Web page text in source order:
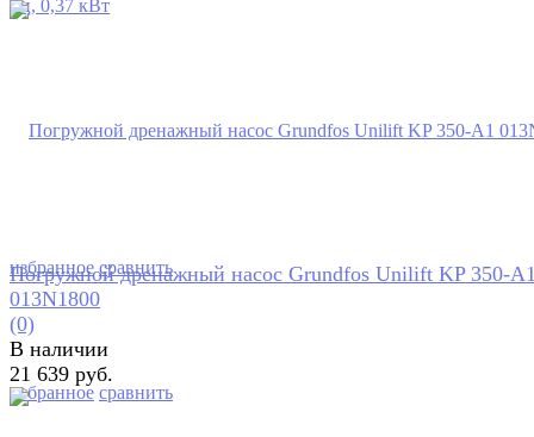
избранное сравнить
избранное сравнить
Погружной дренажный насос Grundfos Unilift KP 350-
013N1800
(0)
В наличии
21 639 руб.